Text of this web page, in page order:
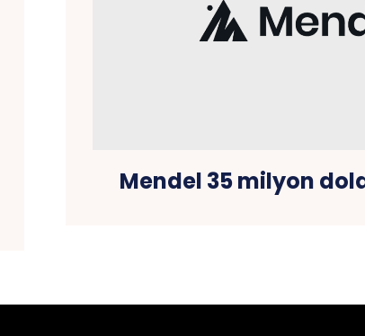
Mendel 35 milyon